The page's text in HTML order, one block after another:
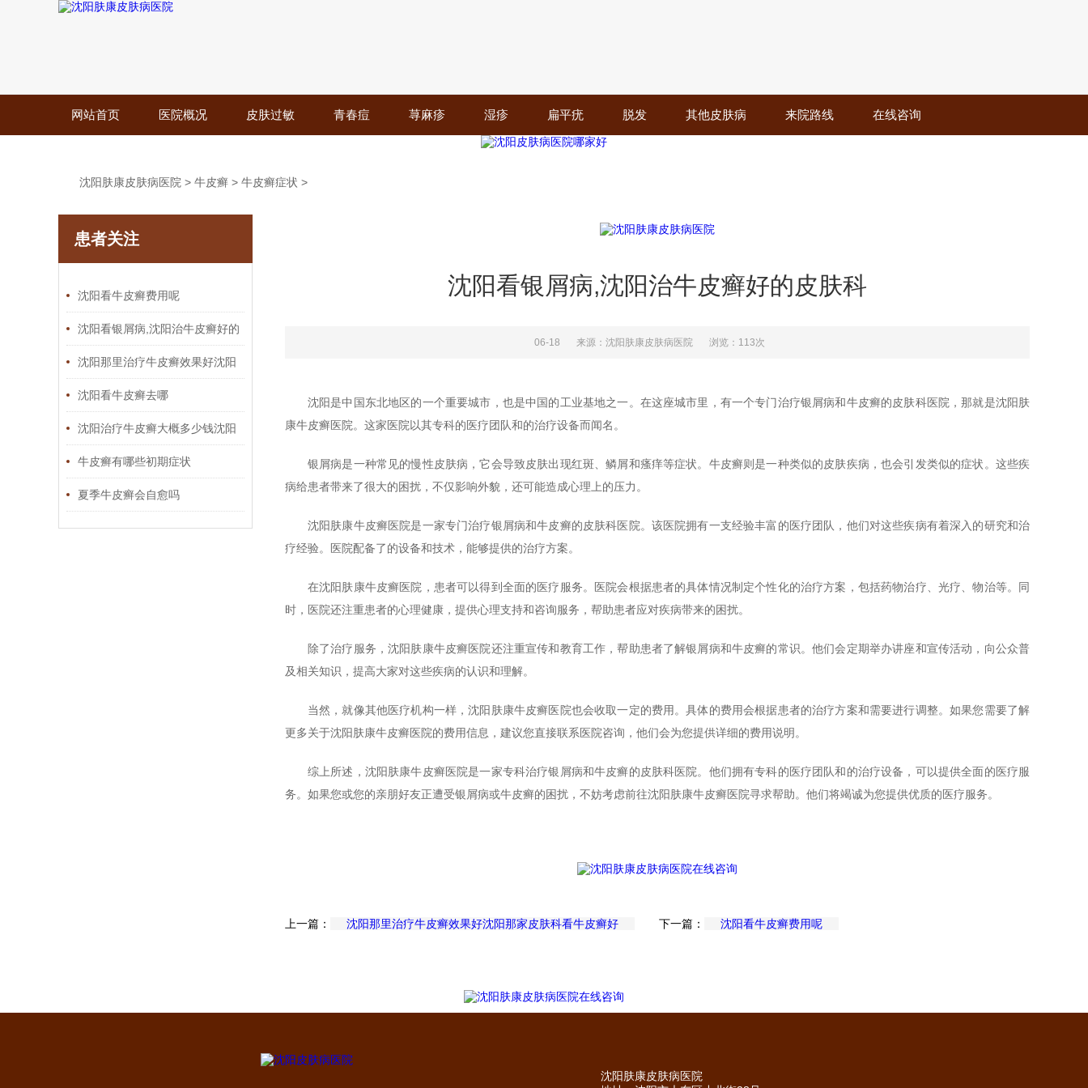
网站首页 医院概况 皮肤过敏 青春痘 荨麻疹 湿疹 扁平疣 脱发 其他皮肤病 来院路线 在线咨询
沈阳肤康皮肤病医院 > 牛皮癣 > 牛皮癣症状 >
患者关注
沈阳看牛皮癣费用呢
沈阳看银屑病,沈阳治牛皮癣好的
皮肤科
沈阳那里治疗牛皮癣效果好沈阳
那家皮肤科看牛皮癣好
沈阳看牛皮癣去哪
沈阳治疗牛皮癣大概多少钱沈阳
哪家医院治疗银屑病
牛皮癣有哪些初期症状
夏季牛皮癣会自愈吗
沈阳看银屑病,沈阳治牛皮癣好的皮肤科
06-18 来源：沈阳肤康皮肤病医院 浏览：113次
沈阳是中国东北地区的一个重要城市，也是中国的工业基地之一。在这座城市里，有一个专门治疗银屑病和牛皮癣的皮肤科医院，那就是沈阳肤
康牛皮癣医院。这家医院以其专科的医疗团队和的治疗设备而闻名。
银屑病是一种常见的慢性皮肤病，它会导致皮肤出现红斑、鳞屑和瘙痒等症状。牛皮癣则是一种类似的皮肤疾病，也会引发类似的症状。这些疾
病给患者带来了很大的困扰，不仅影响外貌，还可能造成心理上的压力。
沈阳肤康牛皮癣医院是一家专门治疗银屑病和牛皮癣的皮肤科医院。该医院拥有一支经验丰富的医疗团队，他们对这些疾病有着深入的研究和治
疗经验。医院配备了的设备和技术，能够提供的治疗方案。
在沈阳肤康牛皮癣医院，患者可以得到全面的医疗服务。医院会根据患者的具体情况制定个性化的治疗方案，包括药物治疗、光疗、物治等。同
时，医院还注重患者的心理健康，提供心理支持和咨询服务，帮助患者应对疾病带来的困扰。
除了治疗服务，沈阳肤康牛皮癣医院还注重宣传和教育工作，帮助患者了解银屑病和牛皮癣的常识。他们会定期举办讲座和宣传活动，向公众普
及相关知识，提高大家对这些疾病的认识和理解。
当然，就像其他医疗机构一样，沈阳肤康牛皮癣医院也会收取一定的费用。具体的费用会根据患者的治疗方案和需要进行调整。如果您需要了解
更多关于沈阳肤康牛皮癣医院的费用信息，建议您直接联系医院咨询，他们会为您提供详细的费用说明。
综上所述，沈阳肤康牛皮癣医院是一家专科治疗银屑病和牛皮癣的皮肤科医院。他们拥有专科的医疗团队和的治疗设备，可以提供全面的医疗服
务。如果您或您的亲朋好友正遭受银屑病或牛皮癣的困扰，不妨考虑前往沈阳肤康牛皮癣医院寻求帮助。他们将竭诚为您提供优质的医疗服务。
上一篇： 沈阳那里治疗牛皮癣效果好沈阳那家皮肤科看牛皮癣好 下一篇： 沈阳看牛皮癣费用呢
沈阳肤康皮肤病医院